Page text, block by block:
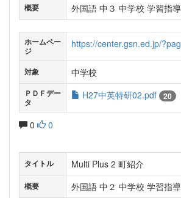
概要 外国語 中３ 中学校 学習指
ホームペー
ジ
https://center.gsn.ed.jp/
対象 中学校
ＰＤＦデー
タ
H27中英特研02.pdf 20
0 0
タイトル Multi Plus 2 町紹介
概要 外国語 中２ 中学校 学習指